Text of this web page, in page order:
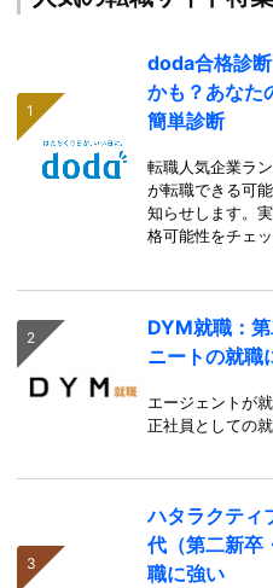
doda合格診
かも？あなた
簡単診断
転職人気企業ラ
が転職できる可
知らせします。
格可能性をチェ
DYM就職：
ニートの就職
エージェントが
正社員としての
ハタラクティ
代（第二新卒
職に強い